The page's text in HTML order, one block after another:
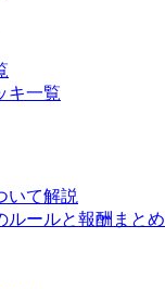
キ一覧
いて解説
ルールと報酬まとめ